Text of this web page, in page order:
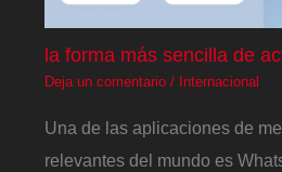
la forma más sencilla de
Deja un comentario / Internacional
Una de las aplicaciones de
relevantes del mundo es